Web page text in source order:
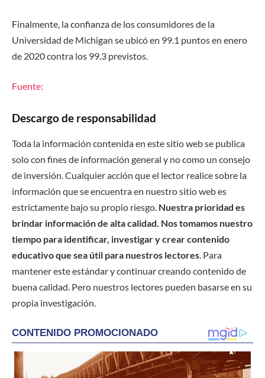
Finalmente, la confianza de los consumidores de la
Universidad de Michigan se ubicó en 99.1 puntos en enero
de 2020 contra los 99.3 previstos.
Fuente:
Descargo de responsabilidad
Toda la información contenida en este sitio web se publica
solo con fines de información general y no como un consejo
de inversión. Cualquier acción que el lector realice sobre la
información que se encuentra en nuestro sitio web es
estrictamente bajo su propio riesgo. Nuestra prioridad es
brindar información de alta calidad. Nos tomamos nuestro
tiempo para identificar, investigar y crear contenido
educativo que sea útil para nuestros lectores. Para
mantener este estándar y continuar creando contenido de
buena calidad. Pero nuestros lectores pueden basarse en su
propia investigación.